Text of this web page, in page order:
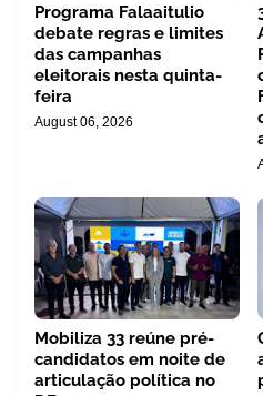
Programa Falaaitulio
debate regras e limites
das campanhas
eleitorais nesta quinta-
feira
August 06, 2026
Mobiliza 33 reúne pré-
candidatos em noite de
articulação política no